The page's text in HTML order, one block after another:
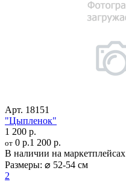
Арт. 18151
"Цыпленок"
1 200 р.
от 0 р.1 200 р.
В наличии на маркетплейсах
Размеры: ⌀ 52-54 см
2